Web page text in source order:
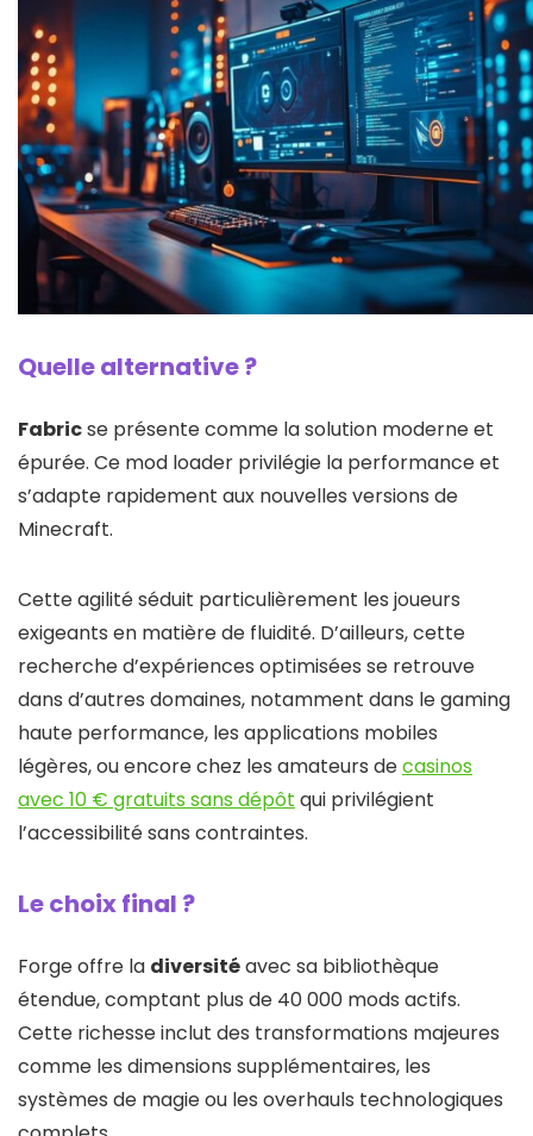
Quelle alternative ?
Fabricse présente comme la solution moderne et
épurée. Ce mod loader privilégie la performance et
s’adapte rapidement aux nouvelles versions de
Minecraft.
Cette agilité séduit particulièrement les joueurs
exigeants en matière de fluidité. D’ailleurs, cette
recherche d’expériences optimisées se retrouve
dans d’autres domaines, notamment dans le gaming
haute performance, les applications mobiles
légères, ou encore chez les amateurs decasinos
avec 10 € gratuits sans dépôt qui privilégient
l’accessibilité sans contraintes.
Le choix final ?
Forge offre la diversitéavec sa bibliothèque
étendue, comptant plus de 40 000 mods actifs.
Cette richesse inclut des transformations majeures
comme les dimensions supplémentaires, les
systèmes de magie ou les overhauls technologiques